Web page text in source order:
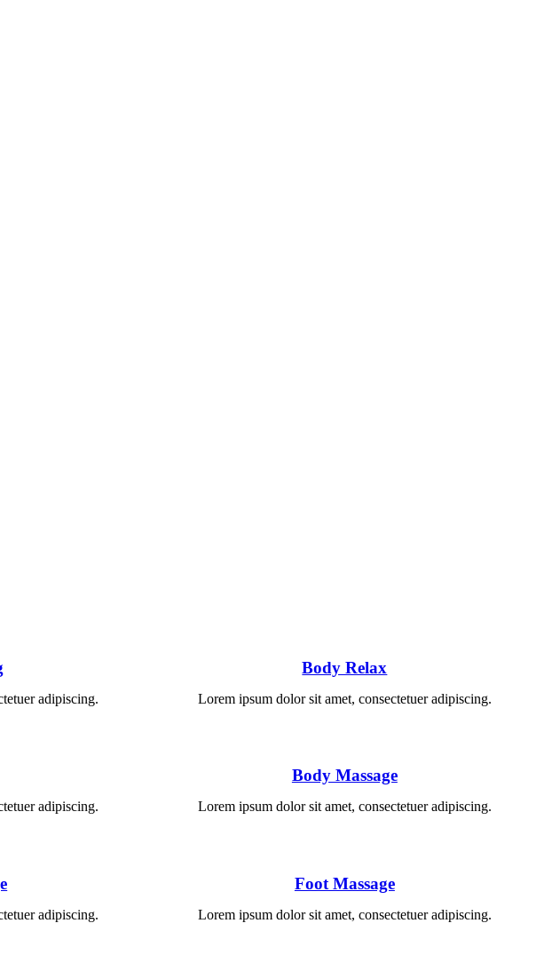
adipiscing.
Body Relax
Lorem ipsum dolor sit amet, consectetuer adipiscing.
adipiscing.
Body Massage
Lorem ipsum dolor sit amet, consectetuer adipiscing.
adipiscing.
Foot Massage
Lorem ipsum dolor sit amet, consectetuer adipiscing.